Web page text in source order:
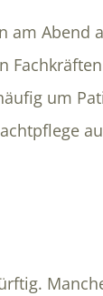
am Abend
um